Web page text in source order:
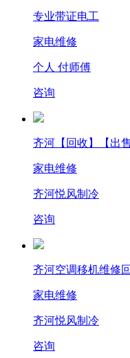
专业带证电工
家电维修
个人 付师傅
咨询
齐河【回收】【出
家电维修
齐河悦风制冷
咨询
齐河空调移机维修
家电维修
齐河悦风制冷
咨询